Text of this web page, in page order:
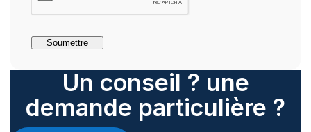
Un conseil ? une
demande particulière ?